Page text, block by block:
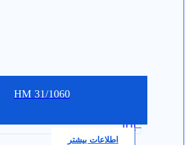
HM 31/1060
0.0
اطلاعات بیشتر